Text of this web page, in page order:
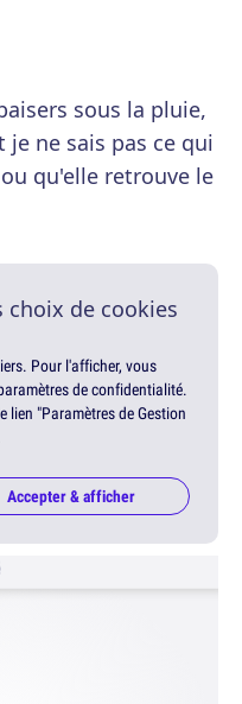
sous la pluie,
je ne sais pas ce qui
qu'elle retrouve le
choix de cookies
Pour l'afficher, vous
de confidentialité.
lien "Paramètres de Gestion
Accepter & afficher